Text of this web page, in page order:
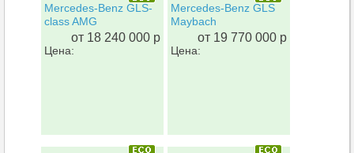
Mercedes-Benz GLS-
class AMG
от 18 240 000 р
Цена:
Mercedes-Benz GLS
Maybach
от 19 770 000 р
Цена: